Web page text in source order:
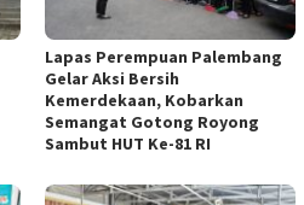
Lapas Perempuan Palembang
Gelar Aksi Bersih
Kemerdekaan, Kobarkan
Semangat Gotong Royong
Sambut HUT Ke-81 RI